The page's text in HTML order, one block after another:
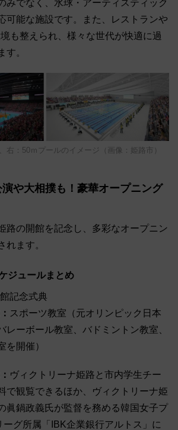
みでなく、水球・アーティスティック
可能な施設です。また、レストランや
も整えられ、様々な世代が快適に過
す。
右：50ｍプールのイメージ（画像：姫路市）
や大相撲も！豪華オープニング
路の開館を記念し、多彩なオープニン
れます。
ジュールまとめ
記念式典
スポーツ教室（元オリンピック日本
レーボール教室、バドミントン教室、
を開催）
ヴィクトリーナ姫路と市内学生チー
で観覧できるほか、ヴィクトリーナ姫
眞鍋政義氏が監督を務める韓国女子プ
ーグ所属「IBK企業銀行アルトス」に